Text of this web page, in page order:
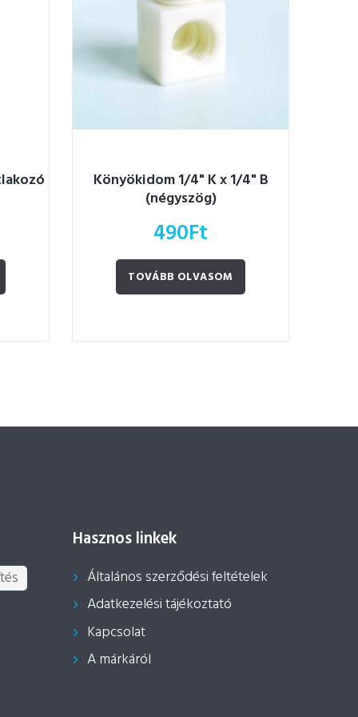
Könyökidom 1/4" K x 1/4" B
(négyszög)
490Ft
TOVÁBB OLVASOM
Hasznos linkek
Általános szerződési feltételek
Adatkezelési tájékoztató
Kapcsolat
A márkáról